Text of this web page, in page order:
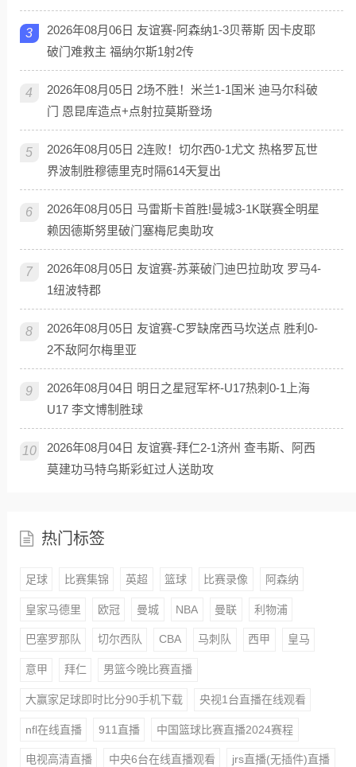
3
2026年08月06日 友谊赛-阿森纳1-3贝蒂斯 因卡皮耶
破门难救主 福纳尔斯1射2传
4
2026年08月05日 2场不胜！米兰1-1国米 迪马尔科破
门 恩昆库造点+点射拉莫斯登场
5
2026年08月05日 2连败！切尔西0-1尤文 热格罗瓦世
界波制胜穆德里克时隔614天复出
6
2026年08月05日 马雷斯卡首胜!曼城3-1K联赛全明星
赖因德斯努里破门塞梅尼奥助攻
7
2026年08月05日 友谊赛-苏莱破门迪巴拉助攻 罗马4-
1纽波特郡
8
2026年08月05日 友谊赛-C罗缺席西马坎送点 胜利0-
2不敌阿尔梅里亚
9
2026年08月04日 明日之星冠军杯-U17热刺0-1上海
U17 李文博制胜球
10
2026年08月04日 友谊赛-拜仁2-1济州 查韦斯、阿西
莫建功马特乌斯彩虹过人送助攻
热门标签
足球 比赛集锦 英超 篮球 比赛录像 阿森纳
皇家马德里 欧冠 曼城 NBA 曼联 利物浦
巴塞罗那队 切尔西队 CBA 马刺队 西甲 皇马
意甲 拜仁 男篮今晚比赛直播
大赢家足球即时比分90手机下载 央视1台直播在线观看
nfl在线直播 911直播 中国篮球比赛直播2024赛程
电视高清直播 中央6台在线直播观看 jrs直播(无插件)直播